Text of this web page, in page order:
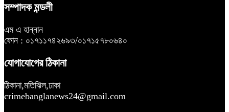
সম্পাদক মন্ডলী
এম এ হান্নান
ফোন : ০১৭১১৭৪২৬৯৩/০১৭১৫৭৮০৬৪০
যোগাযোগের ঠিকানা
ঠিকানা,মতিঝিল,ঢাকা
crimebanglanews24@gmail.com